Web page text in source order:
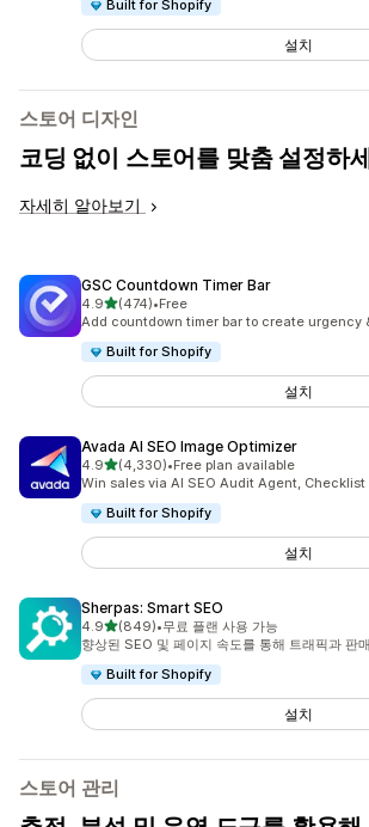
Built for Shopify
설치
스토어 디자인
코딩 없이 스토어를 맞춤 설정하
자세히 알아보기
GSC Countdown Timer Bar
4.9별 5개 중
(474)
총 리뷰 474개
•Free
Add countdown timer bar to create urgency
Built for Shopify
설치
Avada AI SEO Image Optimizer
4.9별 5개 중
(4,330)
총 리뷰 4330개
•Free plan available
Win sales via AI SEO Audit Agent, Checklist
Built for Shopify
설치
Sherpas: Smart SEO
4.9별 5개 중
(849)
총 리뷰 849개
•무료 플랜 사용 가능
향상된 SEO 및 페이지 속도를 통해 트래픽과 판
Built for Shopify
설치
스토어 관리